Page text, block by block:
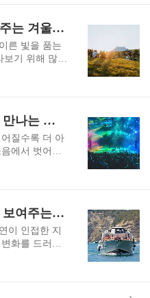
치, 현장에서
내려두게 한
담 없이 즐길
로 다가오며,
울 시간을 찾
울’을 선물한
겨울 여행지로
속초 영금정 해돋이가 들려주는 겨울 동해의 깊은 울림과 아침의 숨결
른 빛을 품는
보기 위해 많은
를 가르며 파
지닌 의미를
다는 검푸른
순간 모든 빛
전히 바꾸어
리, 해풍이 함
해돋이가 가
파주 프로방스 빛 축제에서 만나는 겨울밤의 따뜻한 환상과 여행자의 감성 기록
질수록 더 아
에서 벗어나
인 공간을 선
야경 작품처
아래 펼쳐지
을 내려놓고
에는 별빛과
면까지 따뜻
프로방스 빛
의왕 왕송호수 겨울 풍경이 보여주는 도심형 호수
이 인접한 지
화를 드러내
·수면의 결
철 낮은 기온